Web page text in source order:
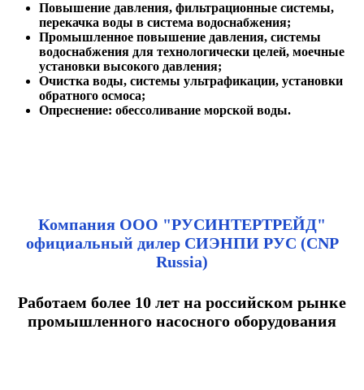
Повышение давления, фильтрационные системы,
перекачка воды в система водоснабжения;
Промышленное повышение давления, системы
водоснабжения для технологически целей, моечные
установки высокого давления;
Очистка воды, системы ультрафикации, установки
обратного осмоса;
Опреснение: обессоливание морской воды.
Компания ООО "РУСИНТЕРТРЕЙД"
официальный дилер СИЭНПИ РУС (CNP
Russia)
Работаем более 10 лет на российском рынке
промышленного насосного оборудования